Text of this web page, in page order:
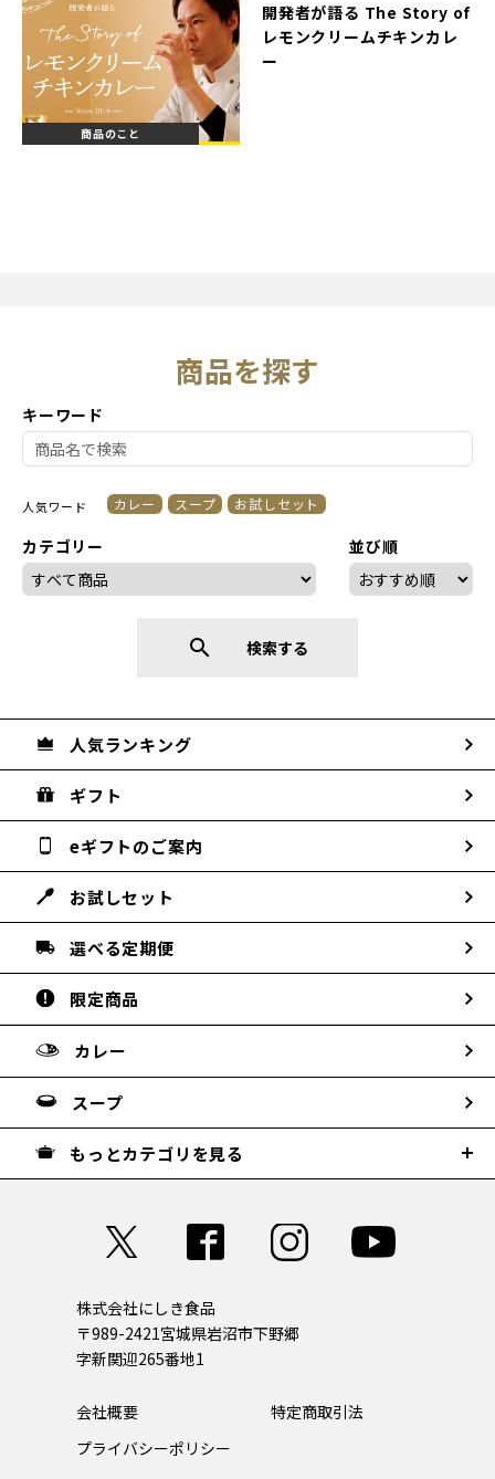
商品のこと
開発者が語る The Story of
レモンクリームチキンカレ
ー
商品を探す
キーワード
カテゴリー
人気ワード カレー スープ お試しセット
並び順
search 検索する
人気ランキング
ギフト
eギフトのご案内
お試しセット
選べる定期便
限定商品
カレー
スープ
もっとカテゴリを見る
株式会社にしき食品
〒989-2421宮城県岩沼市下野郷
字新関迎265番地1
会社概要
特定商取引法
プライバシーポリシー